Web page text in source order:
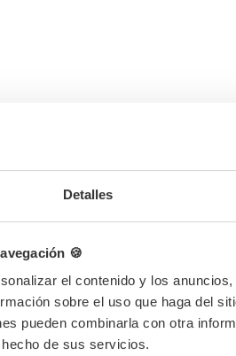
Detalles
🍪
el contenido y los
sobre el uso que haga del
pueden combinarla con otra
de sus servicios.